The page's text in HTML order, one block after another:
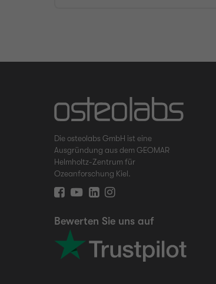
Die osteolabs GmbH ist eine
Ausgründung aus dem GEOMAR
Helmholtz-Zentrum für
Ozeanforschung Kiel.
Bewerten Sie uns auf